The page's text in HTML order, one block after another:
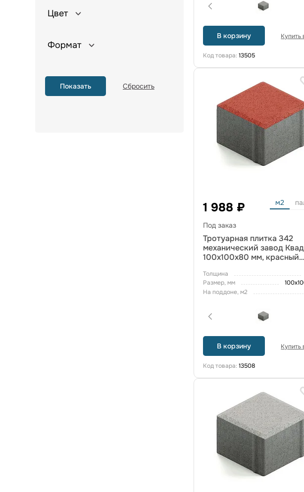
Цвет
Формат
В корзину Купить
Код товара:13505
1 988 ₽ м2
Под заказ
Тротуарная плитка 342
механический завод
100х100х80 мм, красный
Толщина
Размер, мм
На поддоне, м2
В корзину Купить
Код товара:13508